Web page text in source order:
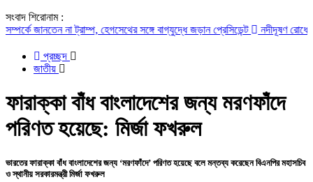
সংবাদ শিরোনাম :
না ট্রাম্প, হেগসেথের সঙ্গে বাগ্‌যুদ্ধে জড়ান প্রেসিডেন্ট নদীদূষণ রোধে
প্রচ্ছদ
জাতীয়
ফারাক্কা বাঁধ বাংলাদেশের জন্য মরণফাঁদে
পরিণত হয়েছে: মির্জা ফখরুল
ভারতের ফারাক্কা বাঁধ বাংলাদেশের জন্য ‘মরণফাঁদে’ পরিণত হয়েছে বলে মন্তব্য করেছেন বিএনপির মহাসচিব
ও স্থানীয় সরকারমন্ত্রী মির্জা ফখরুল